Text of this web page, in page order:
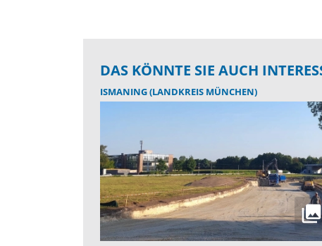
DAS KÖNNTE SIE AUCH
ISMANING (LANDKREIS MÜNCHEN)